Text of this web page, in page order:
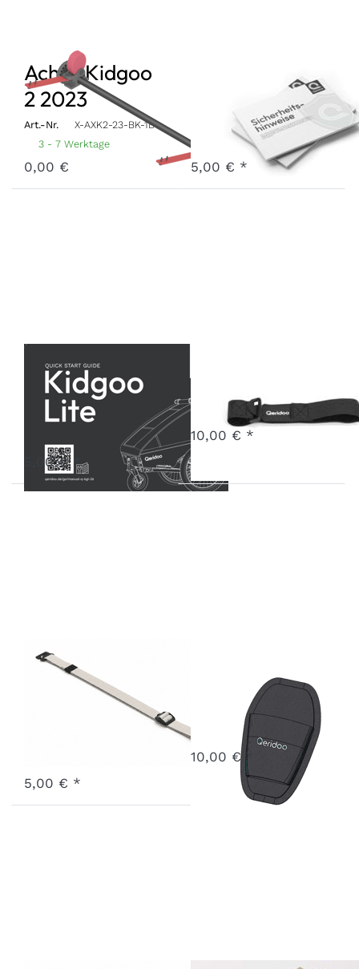
Achse Kidgoo
2 2023
Art.-Nr.
X-AXK2-23-BK-1B
3 - 7 Werktage
0,00 €
P-SREG-26
3 - 7 Werktage
5,00 € *
Kurzanleitung
Kidgoo 2 Lite
Art.-Nr.
P-QSGKGL-26
5,00 € *
3 - 7 Werktage
10,00 € *
Zurrgurt
Kidgoo 2
White Sand
5,00 € *
Barista Brown
X-CP10-26-LT
3 - 7 Werktage
10,00 € *